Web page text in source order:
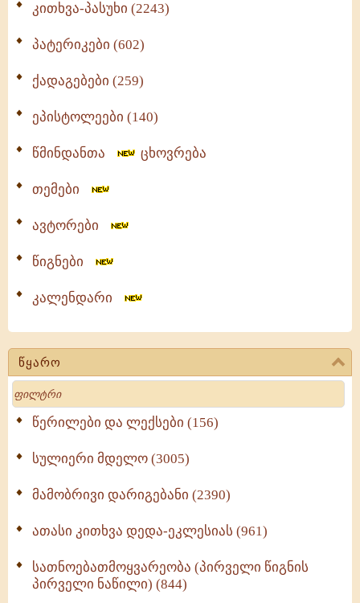
კითხვა-პასუხი (2243)
პატერიკები (602)
ქადაგებები (259)
ეპისტოლეები (140)
წმინდანთა ცხოვრება
თემები
ავტორები
წიგნები
კალენდარი
წყარო
Search
წერილები და ლექსები (156)
სულიერი მდელო (3005)
მამობრივი დარიგებანი (2390)
ათასი კითხვა დედა-ეკლესიას (961)
სათნოებათმოყვარეობა (პირველი წიგნის
პირველი ნაწილი) (844)